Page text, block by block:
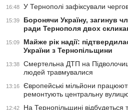
16:48 У Тернополі зафіксували
15:39
Боронячи Україну, загинув
ради Тернополя двох
15:09
Майже рік надії:
України з Тернопільщини
13:38
Смертельна ДТП на
людей травмувалися
13:16
Європейські мільйони
ремонтують центральну
12:42
На Тернопільщині відбудеться